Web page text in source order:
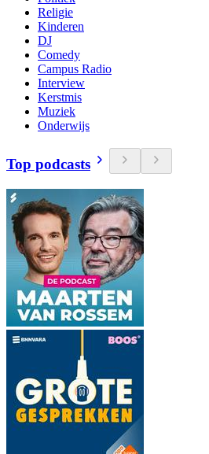
Religie
Kinderen
DJ
Comedy
Campus Radio
Interview
Kerstmis
Muziek
Onderwijs
Top podcasts